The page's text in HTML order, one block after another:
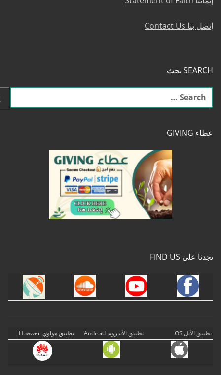
إتصل بنا Contact Us
SEARCH بحث
البحث
عن:
عطاء GIVING
تجدنا على FIND US
تطبيق الأبل iOS تطبيق الأندرويد Android تطبيق هواوي Huawei